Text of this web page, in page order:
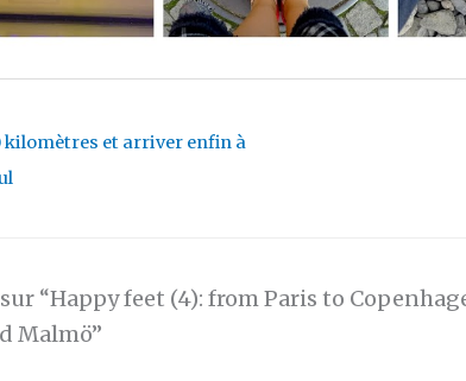
kilomètres et arriver enfin à
“Happy feet (4): from Paris to
Malmö”